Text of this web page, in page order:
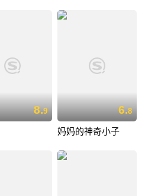
8.9 6.8
妈妈的神奇小子